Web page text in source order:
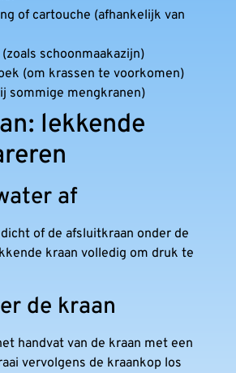
of cartouche (afhankelijk van
schoonmaakazijn)
(om krassen te voorkomen)
sommige mengkranen)
lekkende
af
of de afsluitkraan onder de
kraan volledig om druk te
de kraan
handvat van de kraan met een
vervolgens de kraankop los